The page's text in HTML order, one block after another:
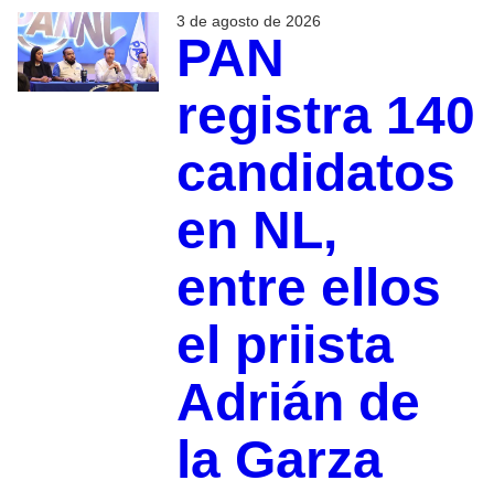
3 de agosto de 2026
PAN
registra 140
candidatos
en NL,
entre ellos
el priista
Adrián de
la Garza